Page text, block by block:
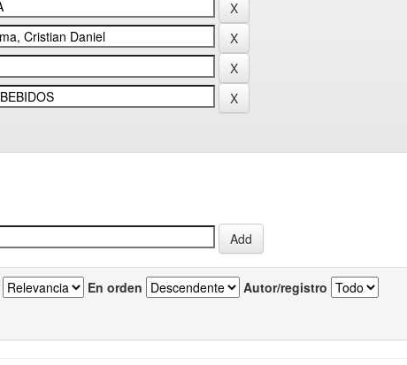
En orden Autor/registro